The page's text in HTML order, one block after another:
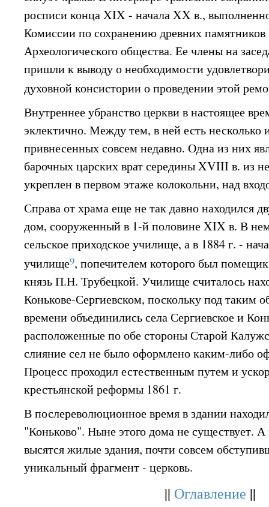
росписи конца XIX - начала XX в.,
Комиссии по сохранению древних памятников
Археологического общества. Ее члены на
пришли к выводу о необходимости
духовной консистории о проведении этой
Внутреннее убранство церкви в настоящее
эклектично. Между тем, в ней есть несколько
привнесенных совсем недавно. Одна из них
барочных царских врат середины XVIII в. из
укреплен в первом этаже колокольни, над
Справа от храма еще не так давно находился
дом, сооруженный в 1-й половине XIX в. В
сельское приходское училище, а в 1884 г. -
училище9, попечителем которого был помещик
князь П.Н. Трубецкой. Училище считалось
Конькове-Сергиевском, поскольку под таким
времени объединились села Сергиевское и
расположенные по обе стороны Старой
слияние сел не было оформлено каким-либо
Процесс проходил естественным путем и
крестьянской реформы 1861 г.
В послереволюционное время в здании
"Коньково". Ныне этого дома не существует.
высятся жилые здания, почти совсем
уникальный фрагмент - церковь.
|| Оглавление ||